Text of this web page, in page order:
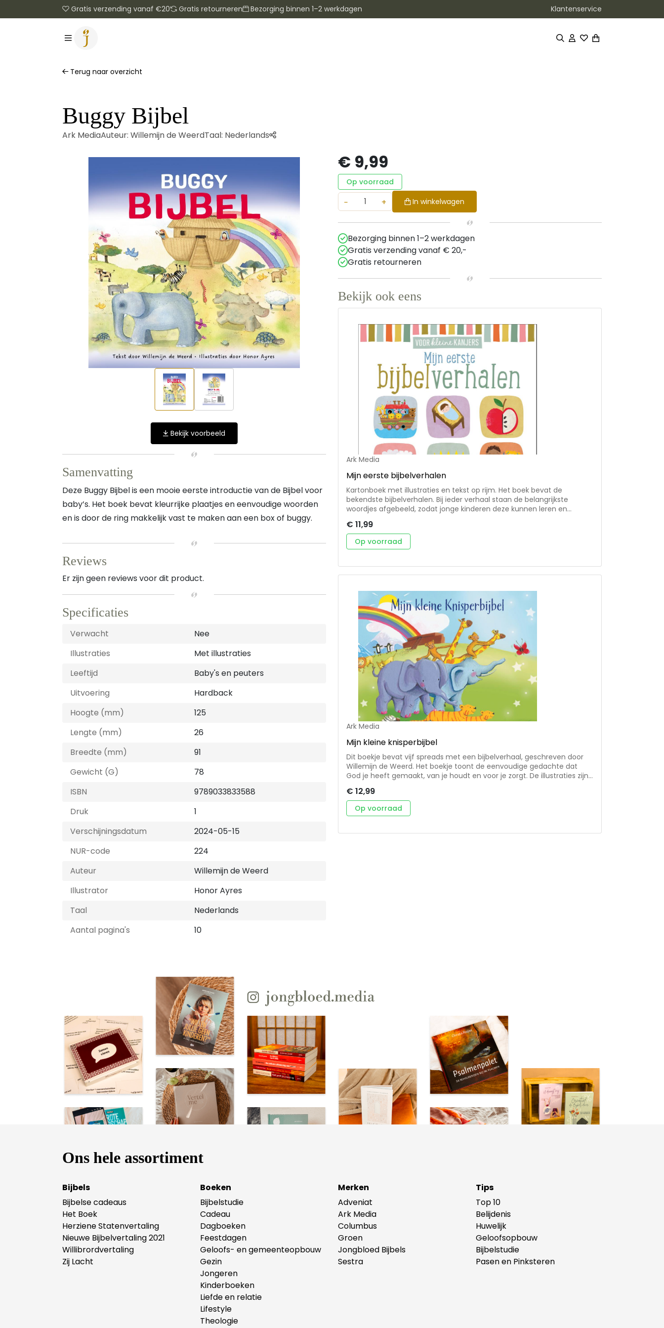
Gratis verzending vanaf €20 Gratis retourneren Bezorging binnen 1–2 werkdagen Klantenservice
Terug naar overzicht
Buggy Bijbel
Ark MediaAuteur: Willemijn de WeerdTaal: Nederlands
Bekijk voorbeeld
Samenvatting
Deze Buggy Bijbel is een mooie eerste introductie van de Bijbel voor
baby’s. Het boek bevat kleurrijke plaatjes en eenvoudige woorden
en is door de ring makkelijk vast te maken aan een box of buggy.
Reviews
Er zijn geen reviews voor dit product.
Specificaties
Verwacht
Nee
Illustraties
Met illustraties
Leeftijd
Baby's en peuters
Uitvoering
Hardback
Hoogte (mm)
125
Lengte (mm)
26
Breedte (mm)
91
Gewicht (G)
78
ISBN
9789033833588
Druk
1
Verschijningsdatum
2024-05-15
NUR-code
224
Auteur
Willemijn de Weerd
Illustrator
Honor Ayres
Taal
Nederlands
Aantal pagina's
10
€ 9,99
Op voorraad
− + In winkelwagen
Bezorging binnen 1–2 werkdagen
Gratis verzending vanaf € 20,-
Gratis retourneren
Bekijk ook eens
Ark Media
Mijn eerste bijbelverhalen
Kartonboek met illustraties en tekst op rijm. Het boek bevat de
bekendste bijbelverhalen. Bij ieder verhaal staan de belangrijkste
woordjes afgebeeld, zodat jonge kinderen deze kunnen leren en
doop van een kind.
€ 11,99
Op voorraad
Ark Media
Mijn kleine knisperbijbel
Dit boekje bevat vijf spreads met een bijbelverhaal, geschreven door
Willemijn de Weerd. Het boekje toont de eenvoudige gedachte dat
God je heeft gemaakt, van je houdt en voor je zorgt. De illustraties zijn
het geschikt voor baby’s. Veel (groot)ouders vinden het fijn om met
kinderen van heel jonge leeftijd iets met de Bijbel te kunnen doen.
€ 12,99
Op voorraad
Ons hele assortiment
Bijbels
Bijbelse cadeaus
Het Boek
Herziene Statenvertaling
Nieuwe Bijbelvertaling 2021
Willibrordvertaling
Zij Lacht
Boeken
Bijbelstudie
Cadeau
Dagboeken
Feestdagen
Geloofs- en gemeenteopbouw
Gezin
Jongeren
Kinderboeken
Liefde en relatie
Lifestyle
Theologie
Merken
Adveniat
Ark Media
Columbus
Groen
Jongbloed Bijbels
Sestra
Tips
Top 10
Belijdenis
Huwelijk
Geloofsopbouw
Bijbelstudie
Pasen en Pinksteren